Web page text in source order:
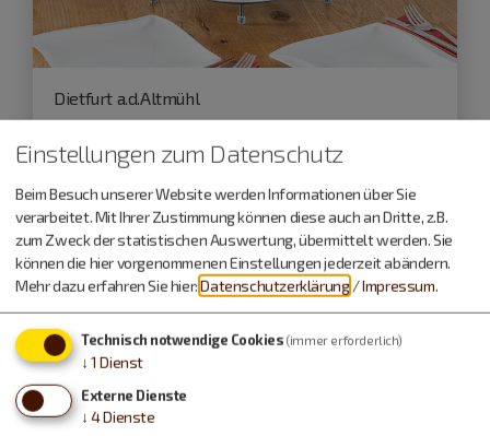
Dietfurt a.d.Altmühl
Sonntagsfrühstück im September
Kulinarische Veranstaltungen
Einstellungen zum Datenschutz
Beim Besuch unserer Website werden Informationen über Sie
verarbeitet. Mit Ihrer Zustimmung können diese auch an Dritte, z.B.
zum Zweck der statistischen Auswertung, übermittelt werden. Sie
können die hier vorgenommenen Einstellungen jederzeit abändern.
Mehr dazu erfahren Sie hier:Datenschutzerklärung /Impressum.
Technisch notwendige Cookies (immer erforderlich)
↓ 1 Dienst
Externe Dienste
↓ 4Dienste